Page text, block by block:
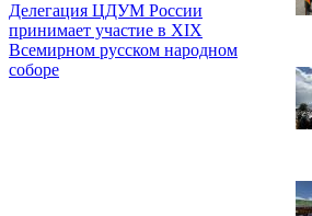
Делегация ЦДУМ России
принимает участие в XIX
Всемирном русском народном
соборе